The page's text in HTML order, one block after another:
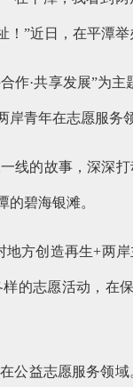
”近日，在平潭
作·共享发展”为
青年在志愿服务
线的故事，深深
碧海银滩。
方创造再生+两
的志愿活动，在
公益志愿服务领